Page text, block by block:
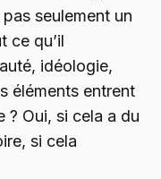
seulement un
ce qu’il
idéologie,
éléments entrent
? Oui, si cela a du
si cela